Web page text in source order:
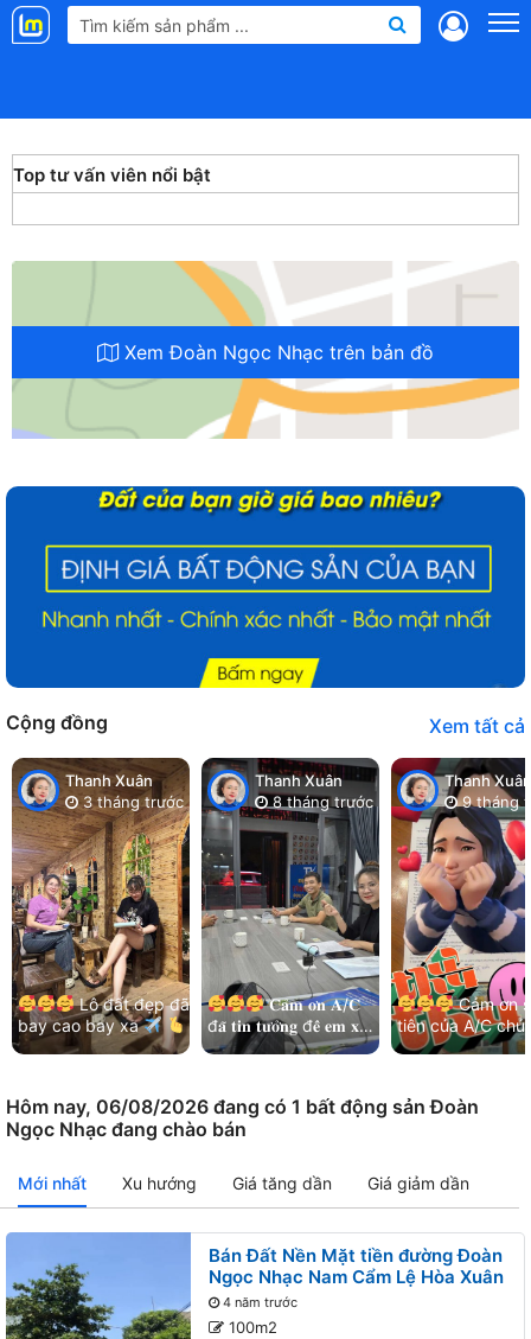
Landmap
Top tư vấn viên nổi bật
Xem Đoàn Ngọc Nhạc trên bản đồ
Cộng đồng Xem tất cả
Thanh Xuân
3 tháng trước
Lô đất đẹp đã
bay cao bay xa
Cảm ơn chị chủ đất
Thanh Xuân
8 tháng trước
𝐂𝐚̉𝐦 𝐨̛𝐧 𝐀/𝐂
đ𝐚̃ 𝐭𝐢𝐧 𝐭𝐮̛𝐨̛̉𝐧𝐠 đ𝐞̂̉ 𝐞𝐦 𝐱𝐮̛̉
𝐥𝐲́ 𝐡𝐞̂́𝐭 𝐦𝐨̣𝐢 𝐯𝐢𝐞̣̂𝐜!
Thanh Xuân
9 tháng
Cảm ơn
tiên của A/C chủ
và kết nối nhẹ
Hôm nay, 06/08/2026 đang có 1 bất động sản Đoàn
Ngọc Nhạc đang chào bán
Mới nhất Xu hướng Giá tăng dần Giá giảm dần
Bán Đất Nền Mặt tiền đường Đoàn
Ngọc Nhạc Nam Cẩm Lệ Hòa Xuân
4 năm trước
100m2